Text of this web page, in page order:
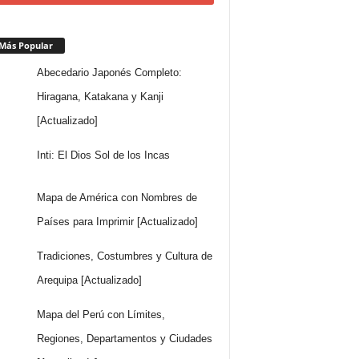
Popular
Abecedario Japonés Completo:
Hiragana, Katakana y Kanji
[Actualizado]
Inti: El Dios Sol de los Incas
Mapa de América con Nombres de
Países para Imprimir [Actualizado]
Tradiciones, Costumbres y Cultura de
Arequipa [Actualizado]
Mapa del Perú con Límites,
Regiones, Departamentos y Ciudades